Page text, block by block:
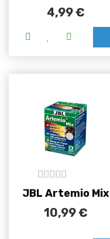
4,99€
5 out of 5
JBL Artemio Mix
10,99€